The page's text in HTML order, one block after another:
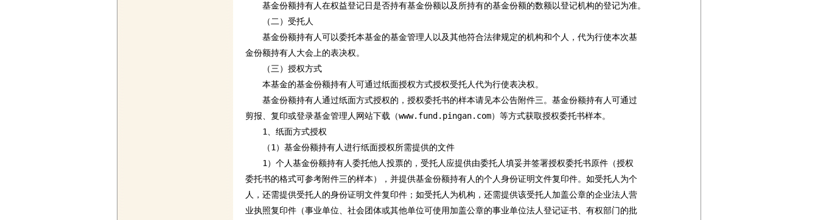
基金份额持有人在权益登记日是否持有基金份额以及所持有的基金份额的数额以登记机构的登记为准。
（二）受托人
基金份额持有人可以委托本基金的基金管理人以及其他符合法律规定的机构和个人，代为行使本次基
金份额持有人大会上的表决权。
（三）授权方式
本基金的基金份额持有人可通过纸面授权方式授权受托人代为行使表决权。
基金份额持有人通过纸面方式授权的，授权委托书的样本请见本公告附件三。基金份额持有人可通过
剪报、复印或登录基金管理人网站下载（www.fund.pingan.com）等方式获取授权委托书样本。
1、纸面方式授权
（1）基金份额持有人进行纸面授权所需提供的文件
1）个人基金份额持有人委托他人投票的，受托人应提供由委托人填妥并签署授权委托书原件（授权
委托书的格式可参考附件三的样本），并提供基金份额持有人的个人身份证明文件复印件。如受托人为个
人，还需提供受托人的身份证明文件复印件；如受托人为机构，还需提供该受托人加盖公章的企业法人营
业执照复印件（事业单位、社会团体或其他单位可使用加盖公章的事业单位法人登记证书、有权部门的批